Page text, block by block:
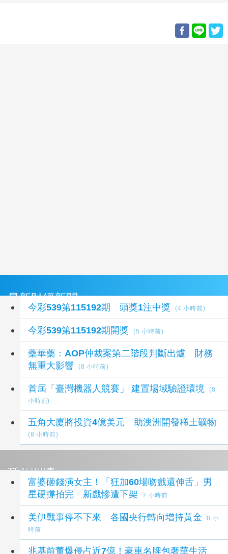
最新財經新聞
今彩539第115192期 頭獎1注中獎 (4 小時前)
今彩539第115192期開獎 (5 小時前)
藥華藥：AOP仲裁案第二階段判斷出爐 財務
無重大影響
(8 小時前)
首屆「臺灣機器人競賽」 建置場域驗證環境
(8
小時前)
五角大廈將投資4億美元 助澳洲開發稀土礦物
(8 小時前)
延伸閱讀
富婆砸錢演女主！「狂加60場吻戲還伸舌」男
星硬撐拍完 新戲慘遭下架
7 小時前
美伊戰事停不下來 各國央行轉向增持黃金
8 小
時前
兆基前董爆侵占近7億！豪車名牌包奢華生活